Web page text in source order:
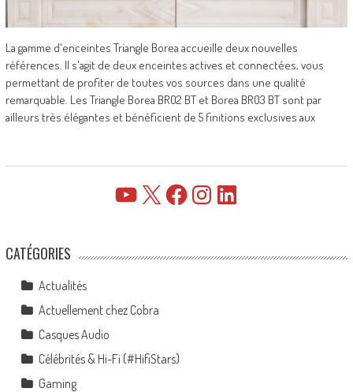
La gamme d'enceintes Triangle Borea accueille deux nouvelles
références. Il s'agit de deux enceintes actives et connectées, vous
permettant de profiter de toutes vos sources dans une qualité
remarquable. Les Triangle Borea BR02 BT et Borea BR03 BT sont par
ailleurs très élégantes et bénéficient de 5 finitions exclusives aux
YouTube FacebookInstagramLinkedIn
CATÉGORIES
Actualités
Actuellement chez Cobra
Casques Audio
Célébrités & Hi-Fi (#HifiStars)
Gaming